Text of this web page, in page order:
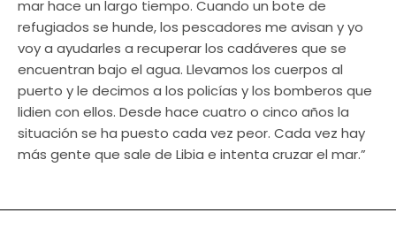
mar hace un largo tiempo. Cuando un bote de
refugiados se hunde, los pescadores me avisan y yo
voy a ayudarles a recuperar los cadáveres que se
encuentran bajo el agua. Llevamos los cuerpos al
puerto y le decimos a los policías y los bomberos que
lidien con ellos. Desde hace cuatro o cinco años la
situación se ha puesto cada vez peor. Cada vez hay
más gente que sale de Libia e intenta cruzar el mar.”